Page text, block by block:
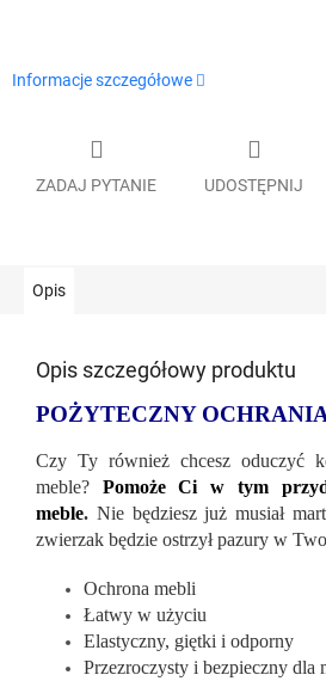
Informacje szczegółowe
ZADAJ PYTANIE UDOSTĘPNIJ
Opis
Opis szczegółowy produktu
POŻYTECZNY
Czy Ty również chcesz oduczyć
meble? Pomoże Ci w tym
meble. Nie będziesz już musiał
zwierzak będzie ostrzył pazury w
Ochrona mebli
Łatwy w użyciu
Elastyczny, giętki i odporny
Przezroczysty i bezpieczny dla